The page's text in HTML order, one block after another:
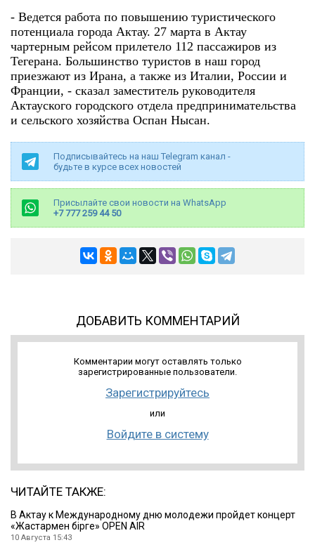
- Ведется работа по повышению туристического
потенциала города Актау. 27 марта в Актау
чартерным рейсом прилетело 112 пассажиров из
Тегерана. Большинство туристов в наш город
приезжают из Ирана, а также из Италии, России и
Франции, - сказал заместитель руководителя
Актауского городского отдела предпринимательства
и сельского хозяйства Оспан Нысан.
Подписывайтесь на наш Telegram канал -
будьте в курсе всех новостей
Присылайте свои новости на WhatsApp
+7 777 259 44 50
ДОБАВИТЬ КОММЕНТАРИЙ
Комментарии могут оставлять только
зарегистрированные пользователи.
Зарегистрируйтесь
или
Войдите в систему
ЧИТАЙТЕ ТАКЖЕ:
В Актау к Международному дню молодежи пройдет концерт
«Жастармен бірге» OPEN AIR
10 Августа 15:43